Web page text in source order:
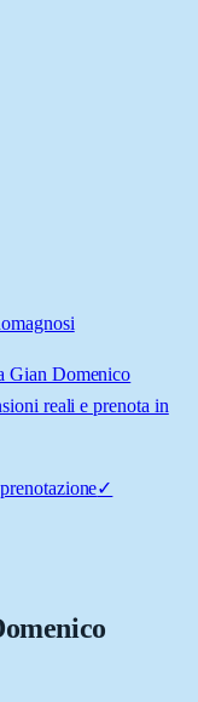
Gian Domenico
reali e prenota in
✓